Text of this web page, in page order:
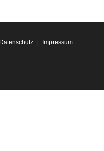
Datenschutz| Impressum